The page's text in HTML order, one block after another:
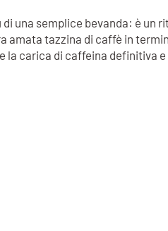
una semplice bevanda: è un
amata tazzina di caffè in
la carica di caffeina definitiva